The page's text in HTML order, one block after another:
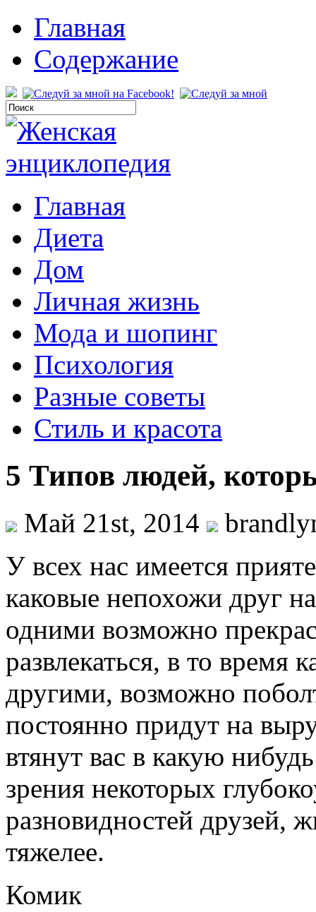
Главная
Содержание
Главная
Диета
Дом
Личная жизнь
Мода и шопинг
Психология
Разные советы
Стиль и красота
5 Типов людей,
Май 21st, 2014
У всех нас имеется
каковые непохожи друг
одними возможно
развлекаться, в то время
другими, возможно
постоянно придут на
втянут вас в какую
зрения некоторых
разновидностей друзей,
тяжелее.
Комик